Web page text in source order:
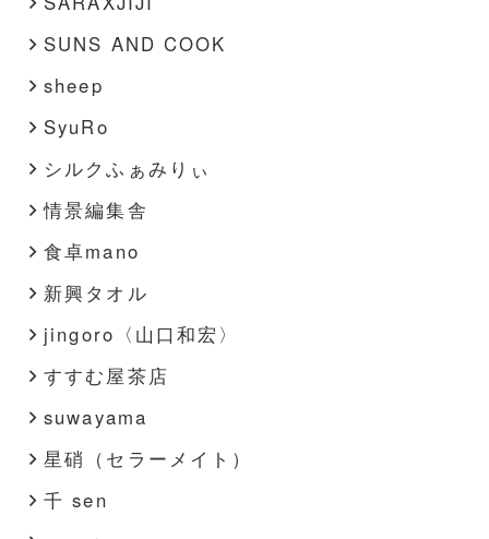
SUNS AND COOK
sheep
SyuRo
シルクふぁみりぃ
情景編集舎
食卓mano
新興タオル
jingoro〈山口和宏〉
すすむ屋茶店
suwayama
星硝（セラーメイト）
千 sen